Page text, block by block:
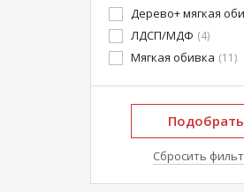
Дерево+ мягкая
ЛДСП/МДФ (4)
Мягкая обивка (11)
Подобрать
Сбросить